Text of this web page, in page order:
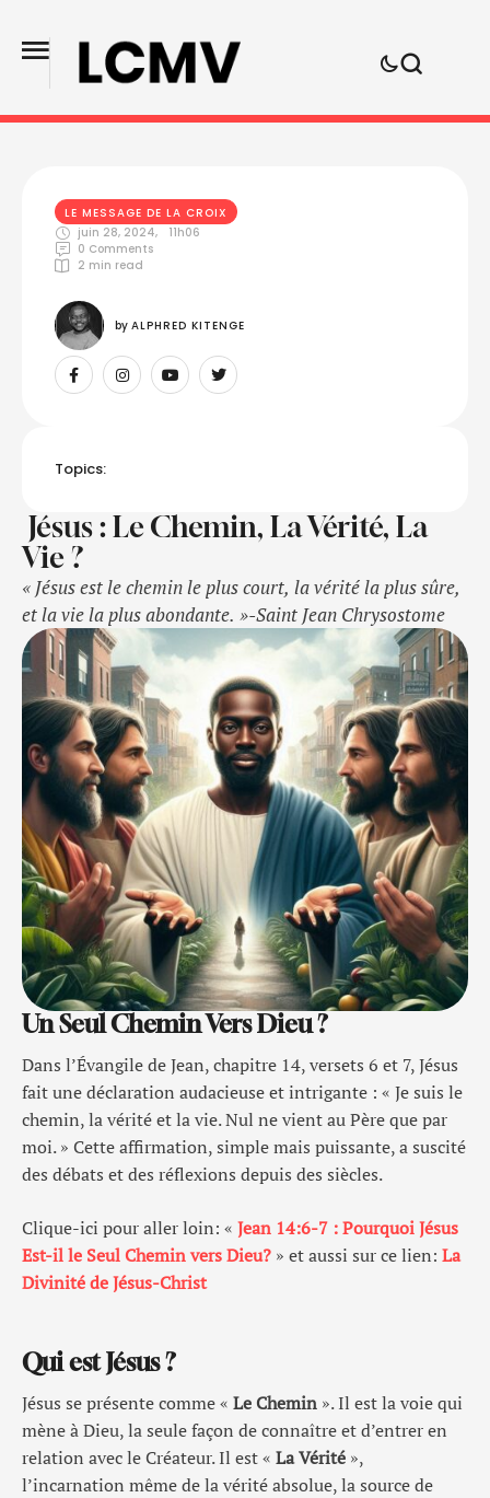
LE MESSAGE DE LA CROIX
juin 28, 2024,
11h06
0 Comments
2 min read
by ALPHRED KITENGE
Topics:
Jésus : Le Chemin, La Vérité, La
Vie ?
« Jésus est le chemin le plus court, la vérité la plus sûre,
et la vie la plus abondante. »-Saint Jean Chrysostome
Un Seul Chemin Vers Dieu ?
Dans l’Évangile de Jean, chapitre 14, versets 6 et 7, Jésus
fait une déclaration audacieuse et intrigante : « Je suis le
chemin, la vérité et la vie. Nul ne vient au Père que par
moi. » Cette affirmation, simple mais puissante, a suscité
des débats et des réflexions depuis des siècles.
Clique-ici pour aller loin: « Jean 14:6-7 : Pourquoi Jésus
Est-il le Seul Chemin vers Dieu? » et aussi sur ce lien: La
Divinité de Jésus-Christ
Qui est Jésus ?
Jésus se présente comme « Le Chemin ». Il est la voie qui
mène à Dieu, la seule façon de connaître et d’entrer en
relation avec le Créateur. Il est « La Vérité »,
l’incarnation même de la vérité absolue, la source de